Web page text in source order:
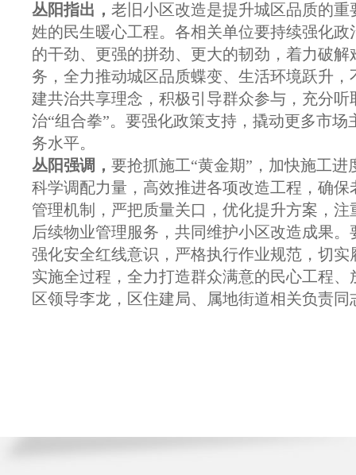
丛阳指出， 老旧小区改造是提升城区品质的
姓的民生暖心工程。各相关单位要持续强化
的干劲、更强的拼劲、更大的韧劲，着力破
务，全力推动城区品质蝶变、生活环境跃升
建共治共享理念，积极引导群众参与，充分
治“组合拳”。要强化政策支持，撬动更多市
务水平。
丛阳强调， 要抢抓施工“黄金期”，加快施工
科学调配力量，高效推进各项改造工程，确
管理机制，严把质量关口，优化提升方案，
后续物业管理服务，共同维护小区改造成果
强化安全红线意识，严格执行作业规范，切
实施全过程，全力打造群众满意的民心工程、
区领导李龙，区住建局、属地街道相关负责同